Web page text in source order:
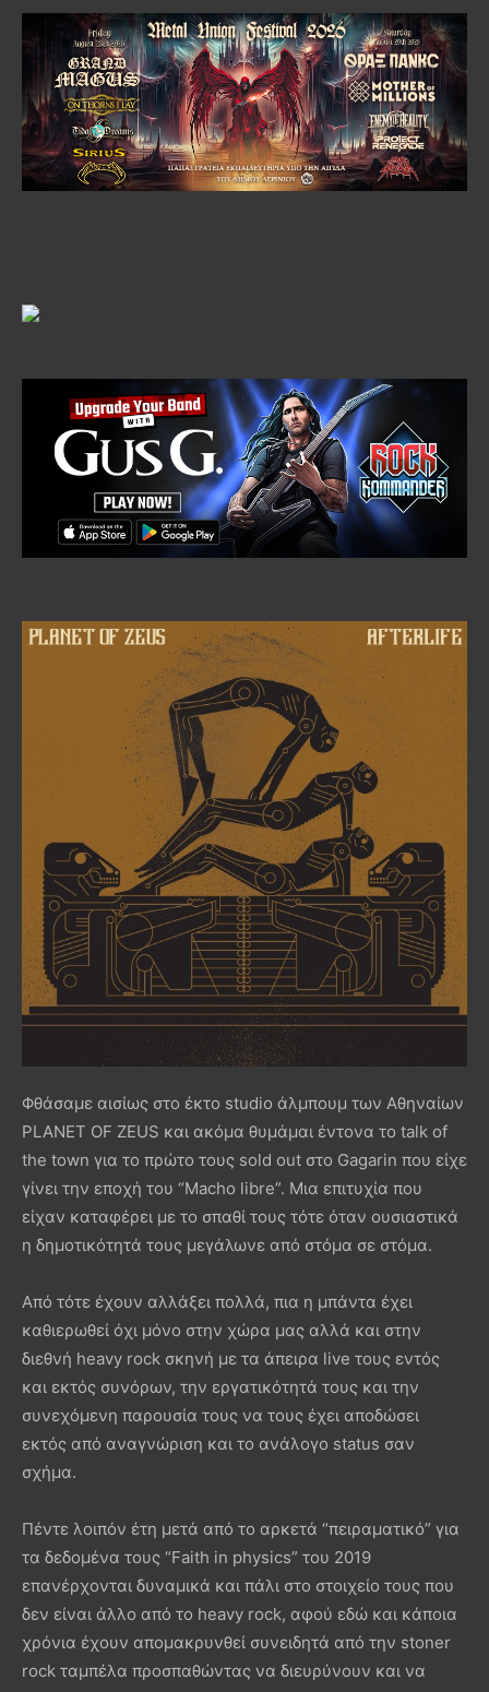
Φθάσαμε αισίως στο έκτο studio άλμπουμ των Αθηναίων
PLANET OF ZEUS και ακόμα θυμάμαι έντονα το talk of
the town για το πρώτο τους sold out στο Gagarin που είχε
γίνει την εποχή του “Macho libre”. Mια επιτυχία που
είχαν καταφέρει με το σπαθί τους τότε όταν ουσιαστικά
η δημοτικότητά τους μεγάλωνε από στόμα σε στόμα.
Από τότε έχουν αλλάξει πολλά, πια η μπάντα έχει
καθιερωθεί όχι μόνο στην χώρα μας αλλά και στην
διεθνή heavy rock σκηνή με τα άπειρα live τους εντός
και εκτός συνόρων, την εργατικότητά τους και την
συνεχόμενη παρουσία τους να τους έχει αποδώσει
εκτός από αναγνώριση και το ανάλογο status σαν
σχήμα.
Πέντε λοιπόν έτη μετά από το αρκετά “πειραματικό” για
τα δεδομένα τους “Faith in physics” του 2019
επανέρχονται δυναμικά και πάλι στο στοιχείο τους που
δεν είναι άλλο από το heavy rock, αφού εδώ και κάποια
χρόνια έχουν απομακρυνθεί συνειδητά από την stoner
rock ταμπέλα προσπαθώντας να διευρύνουν και να